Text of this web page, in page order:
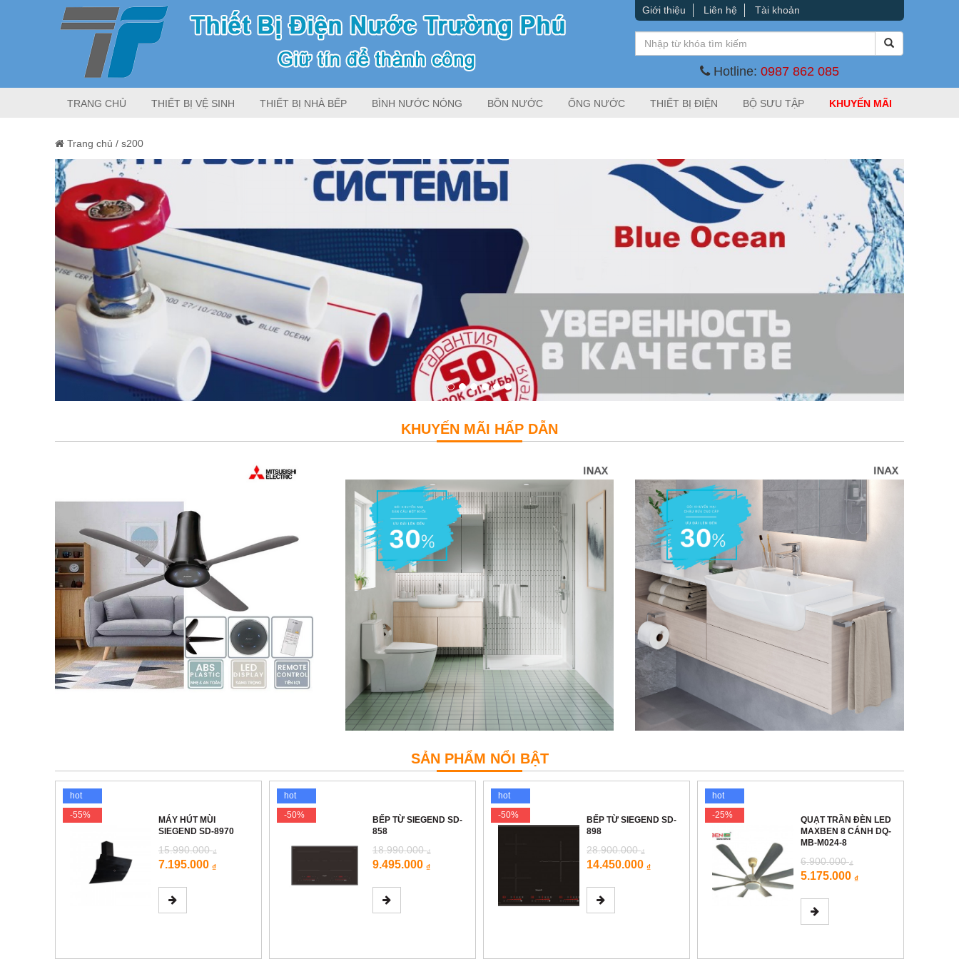
Giới thiệu Liên hệ Tài khoản
Hotline:0987 862 085
TRANG CHỦ THIẾT BỊ VỆ SINH THIẾT BỊ NHÀ BẾP BÌNH NƯỚC NÓNG BỒN NƯỚC ỐNG NƯỚC THIẾT BỊ ĐIỆN BỘ SƯU TẬP KHUYẾN MÃI
Trang chủ / s200
KHUYẾN MÃI HẤP DẪN
SẢN PHẨM NỔI BẬT
hot
-55%
MÁY HÚT MÙI
SIEGEND SD-8970
15.990.000₫
7.195.000 ₫
hot
-50%
BẾP TỪ SIEGEND SD-
858
18.990.000₫
9.495.000 ₫
hot
-50%
BẾP TỪ SIEGEND SD-
898
28.900.000₫
14.450.000 ₫
hot
-25%
QUẠT TRẦN ĐÈN LED
MAXBEN 8 CÁNH DQ-
MB-M024-8
6.900.000₫
5.175.000 ₫